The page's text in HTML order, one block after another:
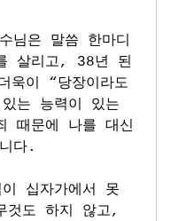
님은 말씀 한마디
살리고, 38년 된
이 “당장이라도
는 능력이 있는
때문에 나를 대신
다.
십자가에서 못
것도 하지 않고,